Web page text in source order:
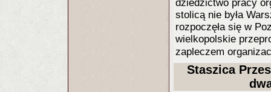
dziedzictwo pracy
stolicą nie była
rozpoczęła się w
wielkopolskie
zapleczem
Staszica